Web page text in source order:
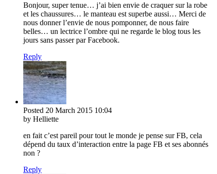
Bonjour, super tenue… j’ai bien envie de craquer sur la robe
et les chaussures… le manteau est superbe aussi… Merci de
nous donner l’envie de nous pomponner, de nous faire
belles… un lectrice l’ombre qui ne regarde le blog tous les
jours sans passer par Facebook.
Reply
Posted 20 March 2015 10:04
by Helliette
en fait c’est pareil pour tout le monde je pense sur FB, cela
dépend du taux d’interaction entre la page FB et ses abonnés
non ?
Reply